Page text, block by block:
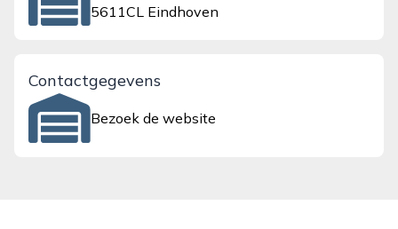
5611CL Eindhoven
Contactgegevens
Bezoek de website